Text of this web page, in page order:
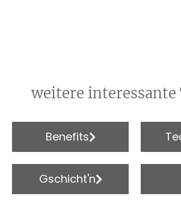
weitere interessante
Benefits
Gschicht'n